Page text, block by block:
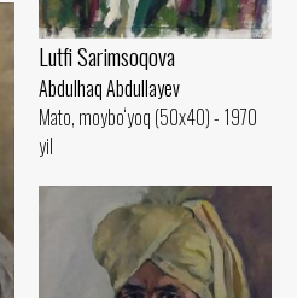
Lutfi Sarimsoqova
Abdulhaq Abdullayev
Mato, moybo‘yoq (50x40) - 1970
yil